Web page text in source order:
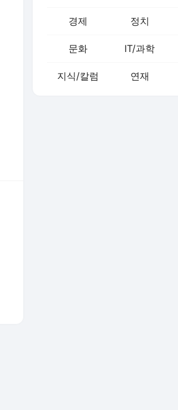
경제 정치
문화 IT/과학
지식/칼럼 연재